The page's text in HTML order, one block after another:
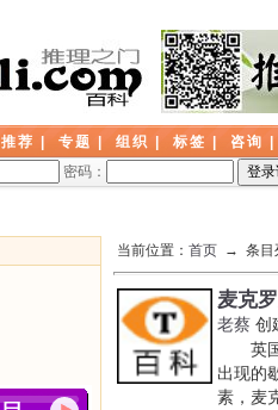
推荐 专题 组织 标签 咨询
密码：
当前位置： 首页 → 条目
麦克
老蔡 创
英国
出现的
素，麦